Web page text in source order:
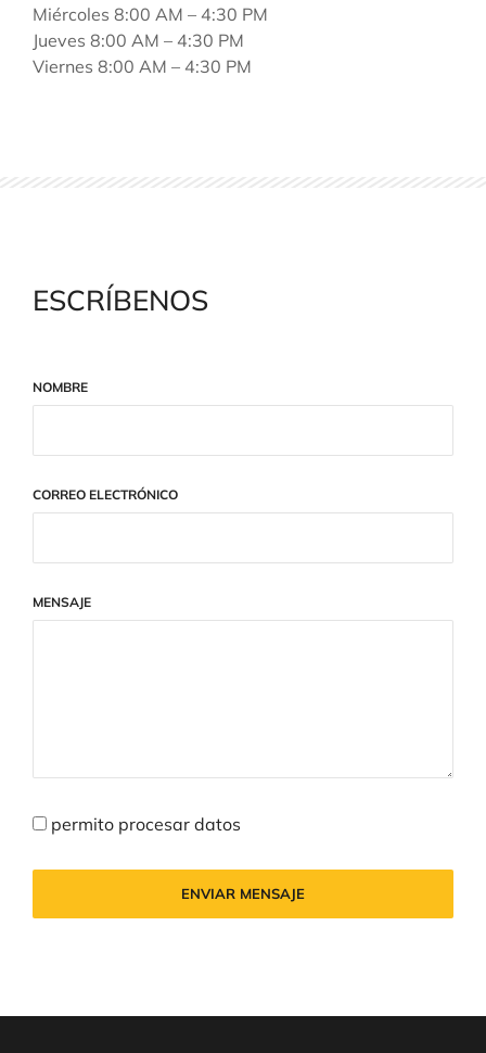
Miércoles 8:00 AM – 4:30 PM
Jueves 8:00 AM – 4:30 PM
Viernes 8:00 AM – 4:30 PM
ESCRÍBENOS
NOMBRE
CORREO ELECTRÓNICO
MENSAJE
permito procesar datos
ENVIAR MENSAJE